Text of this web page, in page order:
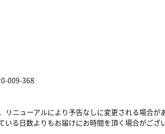
009-368
ニューアルにより予告なしに変更される場合が
る日数よりもお届けにお時間を頂く場合がござい